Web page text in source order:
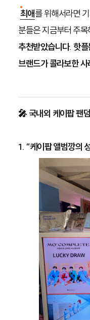
최애를 위해서라면
분들은 지금부터 주
추천받았습니다. 핫
브랜드가 콜라보한 사
🎤 국내외 케이팝 팬
1. “케이팝 앨범깡의